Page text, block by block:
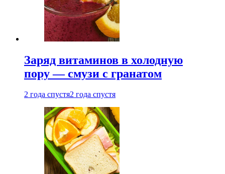
Заряд витаминов в холодную
пору — смузи с гранатом
2 года спустя2 года спустя